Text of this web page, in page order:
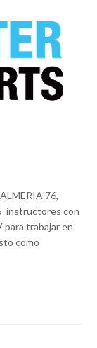
76,
instructores con
para trabajar en
como